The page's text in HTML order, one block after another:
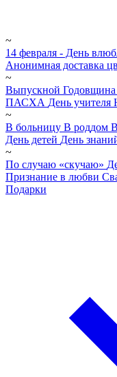
~
14 февраля - День
Анонимная доставка
~
Выпускной Годовщина
ПАСХА День учителя
~
В больницу В роддом
День детей День
~
По случаю «скучаю»
Признание в любви
Подарки